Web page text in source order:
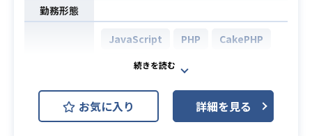
・RDBMS でのテーブル設計経験
・チームリーダーとして働いた経験
・企画を一緒に考えながらサービス
開発をした経験
・ユニットテストや CI を使った開発
の経験
・Docker や AWS、GCP などアプリ
ケーションより下のレイヤの経験
勤務形態
JavaScript PHP
CakePHP
MySQL
AWS (Amazon Web Services)
Docker
Slack
お気に入り 詳細を見る